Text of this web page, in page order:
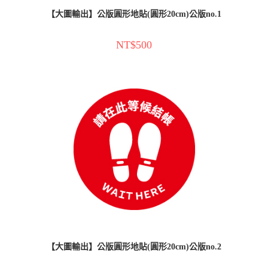
【大圖輸出】公版圓形地貼(圓形20cm)公版no.1
NT$500
【大圖輸出】公版圓形地貼(圓形20cm)公版no.2